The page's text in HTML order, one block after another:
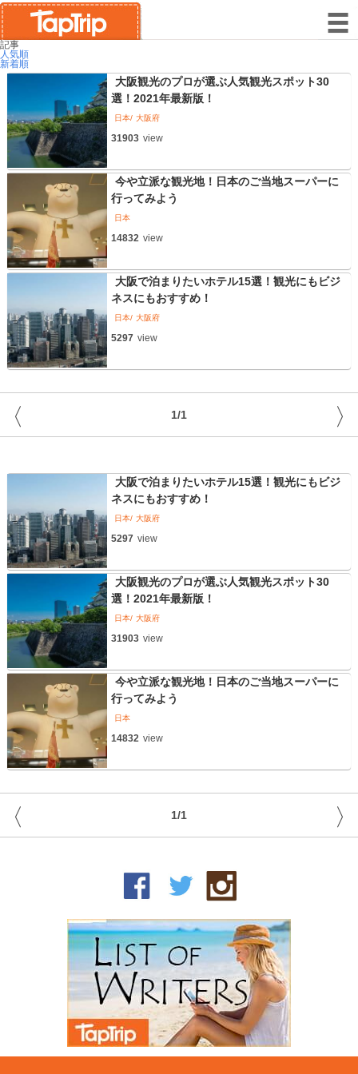
記事
人気順
新着順
大阪観光のプロが選ぶ人気観光スポット30
選！2021年最新版！
日本 大阪府
31903 view
今や立派な観光地！日本のご当地スーパーに
行ってみよう
日本
14832 view
大阪で泊まりたいホテル15選！観光にもビジ
ネスにもおすすめ！
日本 大阪府
5297 view
1/1
〈 〉
大阪で泊まりたいホテル15選！観光にもビジ
ネスにもおすすめ！
日本 大阪府
5297 view
大阪観光のプロが選ぶ人気観光スポット30
選！2021年最新版！
日本 大阪府
31903 view
今や立派な観光地！日本のご当地スーパーに
行ってみよう
日本
14832 view
1/1
〈 〉